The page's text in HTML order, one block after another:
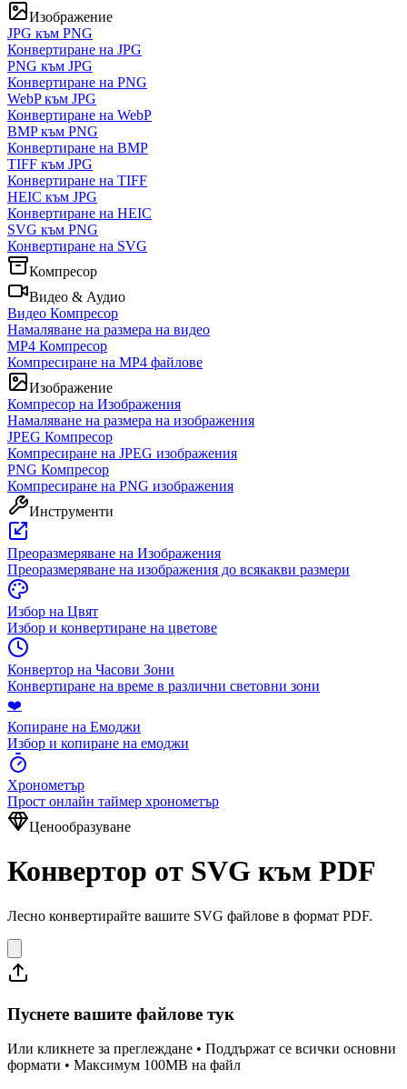
Изображение
JPG към PNG
Конвертиране на JPG
PNG към JPG
Конвертиране на PNG
WebP към JPG
Конвертиране на WebP
BMP към PNG
Конвертиране на BMP
TIFF към JPG
Конвертиране на TIFF
HEIC към JPG
Конвертиране на HEIC
SVG към PNG
Конвертиране на SVG
Компресор
Видео & Аудио
Видео Компресор
Намаляване на размера на видео
MP4 Компресор
Компресиране на MP4 файлове
Изображение
Компресор на Изображения
Намаляване на размера на изображения
JPEG Компресор
Компресиране на JPEG изображения
PNG Компресор
Компресиране на PNG изображения
Инструменти
Преоразмеряване на Изображения
Преоразмеряване на изображения до всякакви размери
Избор на Цвят
Избор и конвертиране на цветове
Конвертор на Часови Зони
Конвертиране на време в различни световни зони
❤️
Копиране на Емоджи
Избор и копиране на емоджи
Хронометър
Прост онлайн таймер хронометър
Ценообразуване
Конвертор от SVG към PDF
Лесно конвертирайте вашите SVG файлове в формат PDF.
Пуснете вашите файлове тук
Или кликнете за преглеждане • Поддържат се всички основни
формати • Максимум 100MB на файл